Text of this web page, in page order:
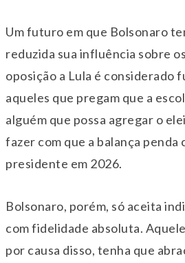
Um futuro em que Bolsonaro
reduzida sua influência sobre
oposição a Lula é considerado
aqueles que pregam que a
alguém que possa agregar o
fazer com que a balança penda
presidente em 2026.
Bolsonaro, porém, só aceita
com fidelidade absoluta.
por causa disso, tenha que